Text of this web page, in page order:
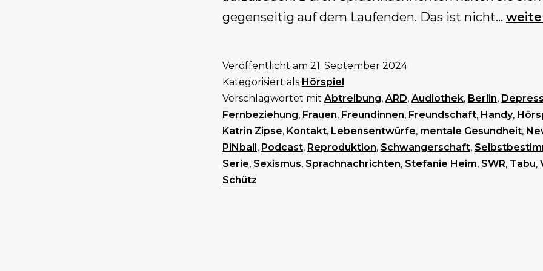
gegenseitig auf dem Laufenden. Das ist nicht…
Veröffentlicht am 21. September 2024
Kategorisiert als Hörspiel
Verschlagwortet mit Abtreibung, ARD, Audiothek, Berlin,
Fernbeziehung, Frauen, Freundinnen, Freundschaft, Handy,
Katrin Zipse, Kontakt, Lebensentwürfe, mentale Gesundheit,
PiNball, Podcast, Reproduktion, Schwangerschaft,
Serie, Sexismus, Sprachnachrichten, Stefanie Heim, SWR, Tabu,
Schütz